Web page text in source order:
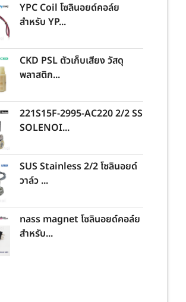
YPC Coil โซลินอยด์คอล์ย
สำหรับ YP...
CKD PSL ตัวเก็บเสียง วัสดุ
พลาสติก...
221S15F-2995-AC220 2/2 SS
SOLENOI...
SUS Stainless 2/2 โซลินอยด์
วาล์ว ...
nass magnet โซลินอยด์คอล์ย
สำหรับ...